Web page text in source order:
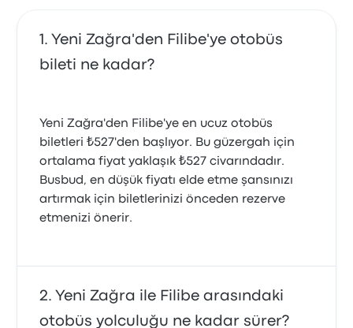
Yeni Zağra'den Filibe'ye otobüs
bileti ne kadar?
Yeni Zağra'den Filibe'ye en ucuz otobüs
biletleri ₺527'den başlıyor. Bu güzergah için
ortalama fiyat yaklaşık ₺527 civarındadır.
Busbud, en düşük fiyatı elde etme şansınızı
artırmak için biletlerinizi önceden rezerve
etmenizi önerir.
Yeni Zağra ile Filibe arasındaki
otobüs yolculuğu ne kadar sürer?